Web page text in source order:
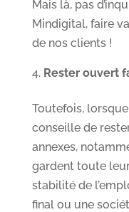
Mais là, pas
Mindigital, faire
de nos clients !
Rester ouvert
Toutefois,
conseille de
annexes,
gardent toute
stabilité de
final ou une